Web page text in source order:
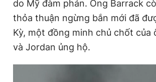
do Mỹ đàm phán. Ông Barrack
thỏa thuận ngừng bắn mới đã
Kỳ, một đồng minh chủ chốt của
và Jordan ủng hộ.